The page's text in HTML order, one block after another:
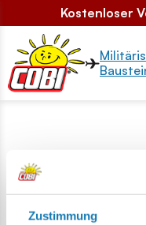
Zustimmung
Kostenloser
Leere Seite
Diese Seite enthält